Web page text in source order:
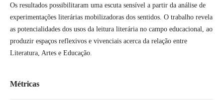
Os resultados possibilitaram uma escuta sensível a partir da análise de
experimentações literárias mobilizadoras dos sentidos. O trabalho revela
as potencialidades dos usos da leitura literária no campo educacional, ao
produzir espaços reflexivos e vivenciais acerca da relação entre
Literatura, Artes e Educação.
Métricas